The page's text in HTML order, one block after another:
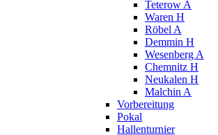
Teterow A
Waren H
Röbel A
Demmin H
Wesenberg A
Chemnitz H
Neukalen H
Malchin A
Vorbereitung
Pokal
Hallenturnier